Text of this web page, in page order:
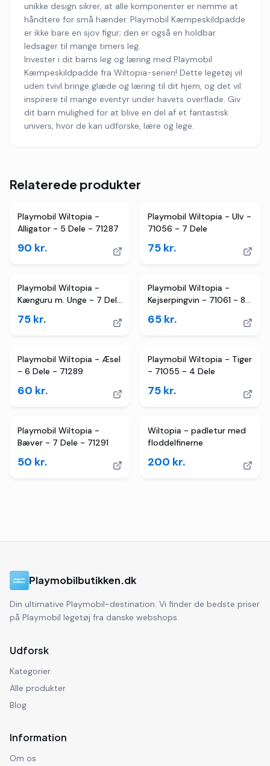
unikke design sikrer, at alle komponenter er nemme at
håndtere for små hænder. Playmobil Kæmpeskildpadde
er ikke bare en sjov figur; den er også en holdbar
ledsager til mange timers leg.
Invester i dit barns leg og læring med Playmobil
Kæmpeskildpadde fra Wiltopia-serien! Dette legetøj vil
uden tvivl bringe glæde og læring til dit hjem, og det vil
inspirere til mange eventyr under havets overflade. Giv
dit barn mulighed for at blive en del af et fantastisk
univers, hvor de kan udforske, lære og lege.
Relaterede produkter
Playmobil Wiltopia -
Alligator - 5 Dele - 71287
90 kr.
Playmobil Wiltopia - Ulv -
71056 - 7 Dele
75 kr.
Playmobil Wiltopia -
Kænguru m. Unge - 7 Dele
75 kr.
Playmobil Wiltopia -
Kejserpingvin - 71061 - 8
65 kr.
Playmobil Wiltopia - Æsel
- 6 Dele - 71289
60 kr.
Playmobil Wiltopia - Tiger
- 71055 - 4 Dele
75 kr.
Playmobil Wiltopia -
Bæver - 7 Dele - 71291
50 kr.
Wiltopia - padletur med
floddelfinerne
200 kr.
Playmobilbutikken.dk
Din ultimative Playmobil-destination. Vi finder de bedste priser
på Playmobil legetøj fra danske webshops.
Udforsk
Kategorier
Alle produkter
Blog
Information
Om os